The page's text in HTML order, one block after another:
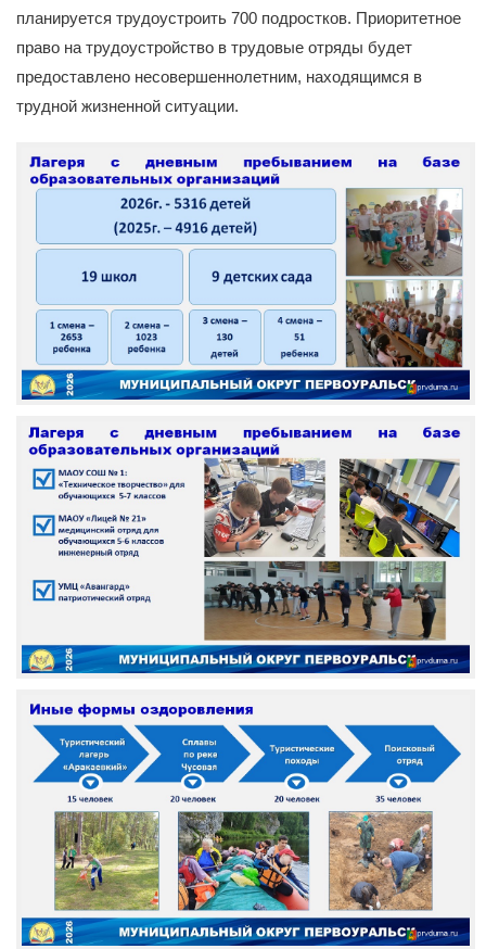
планируется трудоустроить 700 подростков. Приоритетное
право на трудоустройство в трудовые отряды будет
предоставлено несовершеннолетним, находящимся в
трудной жизненной ситуации.